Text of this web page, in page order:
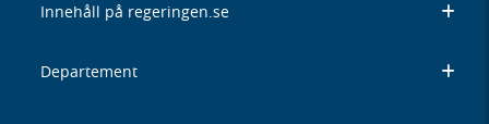
Innehåll på regeringen.se
Departement